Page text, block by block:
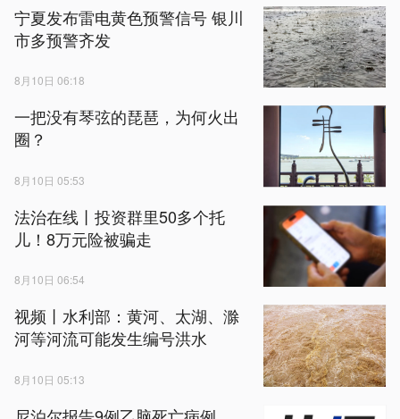
宁夏发布雷电黄色预警信号 银川
市多预警齐发
8月10日 06:18
一把没有琴弦的琵琶，为何火出
圈？
8月10日 05:53
法治在线丨投资群里50多个托
儿！8万元险被骗走
8月10日 06:54
视频丨水利部：黄河、太湖、滁
河等河流可能发生编号洪水
8月10日 05:13